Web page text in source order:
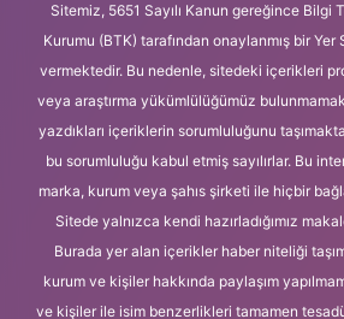
Sitemiz, 5651 Sayılı Kanun gereğince Bilgi
Kurumu (BTK) tarafından onaylanmış bir Yer
vermektedir. Bu nedenle, sitedeki içerikleri
veya araştırma yükümlülüğümüz
yazdıkları içeriklerin sorumluluğunu
bu sorumluluğu kabul etmiş sayılırlar. Bu
marka, kurum veya şahıs şirketi ile hiçbir
Sitede yalnızca kendi hazırladığımız
Burada yer alan içerikler haber niteliği
kurum ve kişiler hakkında paylaşım
ve kişiler ile isim benzerlikleri tamamen